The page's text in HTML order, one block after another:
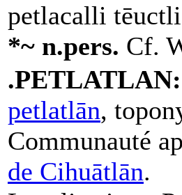
petlacalli
*~ n.pers. Cf.
.PETLATLAN:
petlatlān,
Communauté
de Cihuātlān.